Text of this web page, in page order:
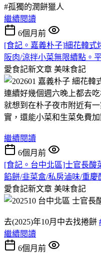
#孤獨的潤餅獵人
繼續閱讀
6個月前
[食記。嘉義朴子]細花韓式
阪肉/涼拌小菜無限續點。
愛食記新文章 美味食記
連續好幾個週六晚上都去
就想到在朴子夜市附近有
實，還能小菜和生菜免費
繼續閱讀
6個月前
[食記。台中北區]士官長酸
餡餅/韭菜盒/私房滷味/重
愛食記新文章 美味食記
去(2025)年10月中去找捲餅
繼續閱讀
6個月前